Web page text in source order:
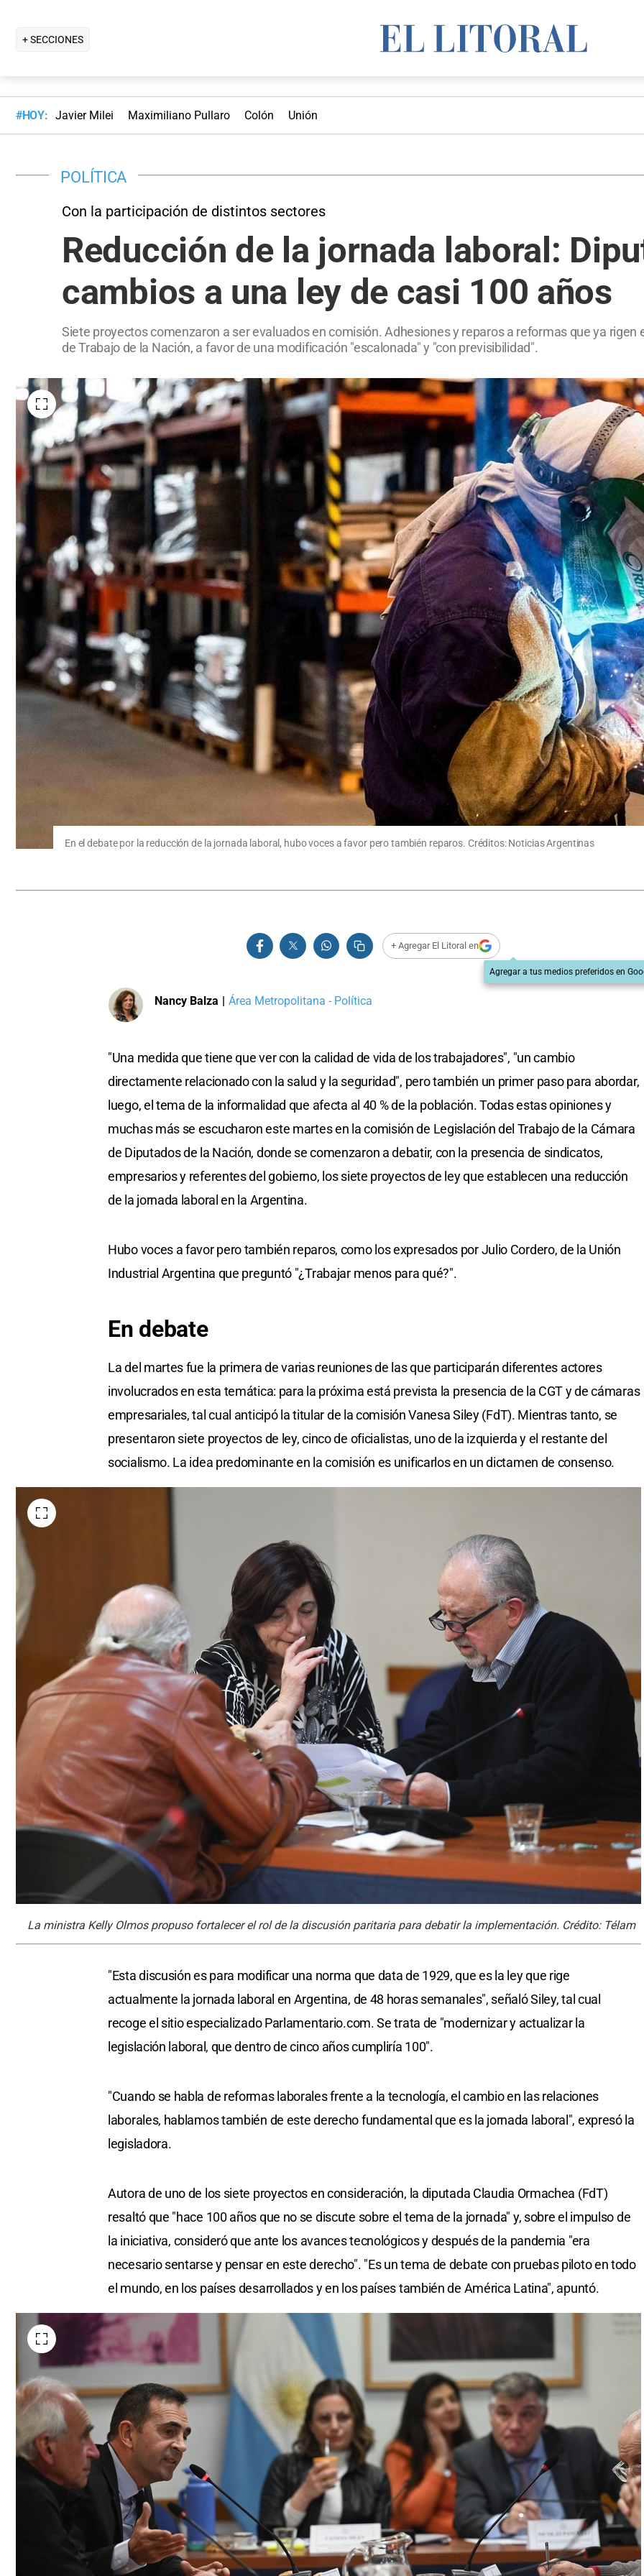
+ SECCIONES
#HOY: Javier Milei Maximiliano Pullaro Colón Unión
POLÍTICA
Con la participación de distintos sectores
Reducción de la jornada laboral:
cambios a una ley de casi 100 años
Siete proyectos comenzaron a ser evaluados en comisión. Adhesiones y reparos a reformas que ya
de Trabajo de la Nación, a favor de una modificación "escalonada" y "con previsibilidad".
En el debate por la reducción de la jornada laboral, hubo voces a favor pero también reparos. Créditos: Noticias Argentinas
+ Agregar El Litoral en
Agregar a tus medios preferidos en
Nancy Balza | Área Metropolitana - Política
"Una medida que tiene que ver con la calidad de vida de los trabajadores", "un cambio
directamente relacionado con la salud y la seguridad", pero también un primer paso para abordar,
luego, el tema de la informalidad que afecta al 40 % de la población. Todas estas opiniones y
muchas más se escucharon este martes en la comisión de Legislación del Trabajo de la Cámara
de Diputados de la Nación, donde se comenzaron a debatir, con la presencia de sindicatos,
empresarios y referentes del gobierno, los siete proyectos de ley que establecen una reducción
de la jornada laboral en la Argentina.
Hubo voces a favor pero también reparos, como los expresados por Julio Cordero, de la Unión
Industrial Argentina que preguntó "¿Trabajar menos para qué?".
En debate
La del martes fue la primera de varias reuniones de las que participarán diferentes actores
involucrados en esta temática: para la próxima está prevista la presencia de la CGT y de cámaras
empresariales, tal cual anticipó la titular de la comisión Vanesa Siley (FdT). Mientras tanto, se
presentaron siete proyectos de ley, cinco de oficialistas, uno de la izquierda y el restante del
socialismo. La idea predominante en la comisión es unificarlos en un dictamen de consenso.
La ministra Kelly Olmos propuso fortalecer el rol de la discusión paritaria para debatir la implementación. Crédito: Télam
"Esta discusión es para modificar una norma que data de 1929, que es la ley que rige
actualmente la jornada laboral en Argentina, de 48 horas semanales", señaló Siley, tal cual
recoge el sitio especializado Parlamentario.com. Se trata de "modernizar y actualizar la
legislación laboral, que dentro de cinco años cumpliría 100".
"Cuando se habla de reformas laborales frente a la tecnología, el cambio en las relaciones
laborales, hablamos también de este derecho fundamental que es la jornada laboral", expresó la
legisladora.
Autora de uno de los siete proyectos en consideración, la diputada Claudia Ormachea (FdT)
resaltó que "hace 100 años que no se discute sobre el tema de la jornada" y, sobre el impulso de
la iniciativa, consideró que ante los avances tecnológicos y después de la pandemia "era
necesario sentarse y pensar en este derecho". "Es un tema de debate con pruebas piloto en todo
el mundo, en los países desarrollados y en los países también de América Latina", apuntó.